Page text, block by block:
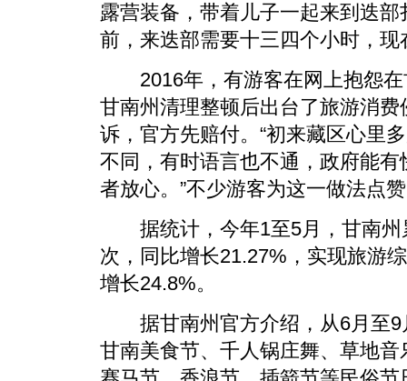
露营装备，带着儿子一起来到迭
前，来迭部需要十三四个小时，现
2016年，有游客在网上抱怨在
甘南州清理整顿后出台了旅游消
诉，官方先赔付。“初来藏区心里
不同，有时语言也不通，政府能
者放心。”不少游客为这一做法点
据统计，今年1至5月，甘南州
次，同比增长21.27%，实现旅游
增长24.8%。
据甘南州官方介绍，从6月至9
甘南美食节、千人锅庄舞、草地